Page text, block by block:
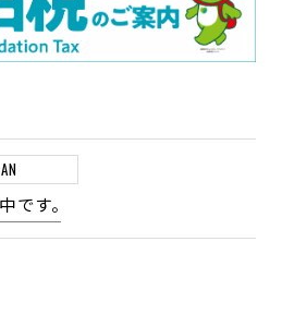
み
の着用
理と検温等体調管理の徹
防のお願い
来る限りマスクの着用をお
海洋資源や陸の資源の保
少に向けた取り組み）
（数に限りがございま
ワーチェア
ト
です。